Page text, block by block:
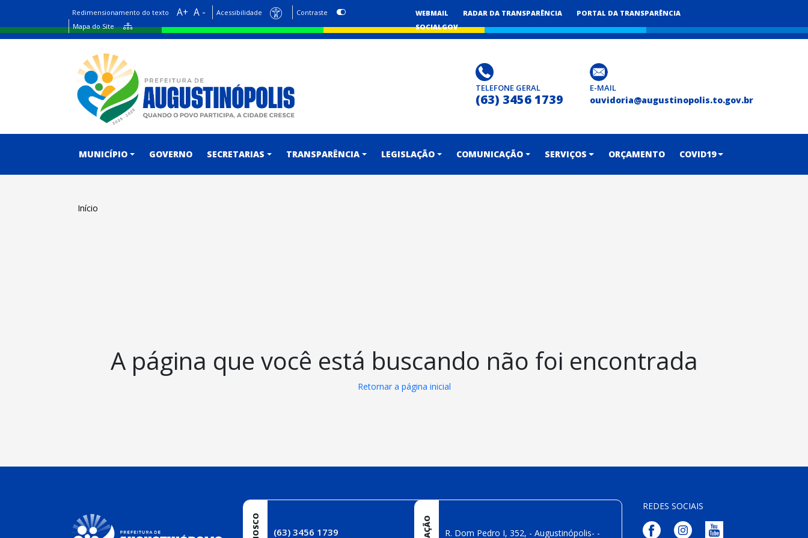
Redimensionamento do texto A+ A - Acessibilidade
Contraste
Mapa do Site
WEBMAIL RADAR DA TRANSPARÊNCIA
PORTAL DA TRANSPARÊNCIA
SOCIALGOV
TELEFONE GERAL
(63) 3456 1739
E-MAIL
ouvidoria@augustinopolis.to.gov.br
MUNICÍPIO GOVERNO SECRETARIAS TRANSPARÊNCIA LEGISLAÇÃO COMUNICAÇÃO SERVIÇOS ORÇAMENTO COVID19
Início
A página que você está buscando não foi encontrada
Retornar a página inicial
(63) 3456 1739 R. Dom Pedro I, 352, - Augustinópolis- -
REDES SOCIAIS